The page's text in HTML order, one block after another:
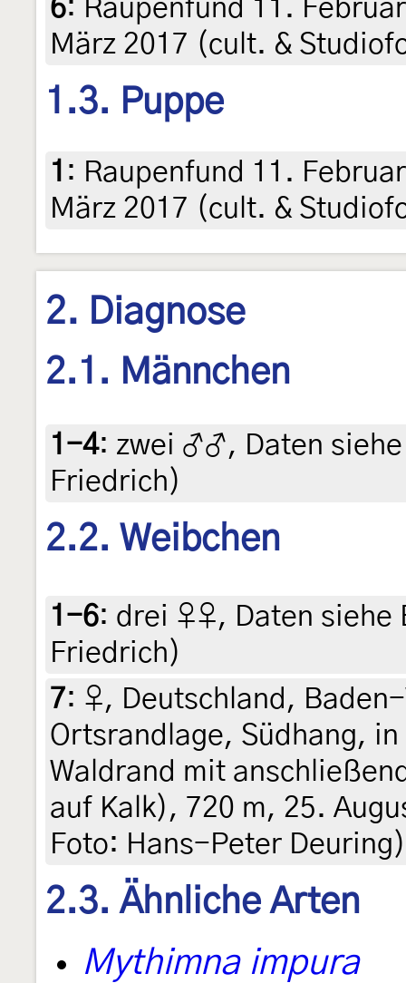
6: Raupenfund 11.
März 2017 (cult. &
1.3. Puppe
1 : Raupenfund 11.
März 2017 (cult. &
2. Diagnose
2.1. Männchen
1-4: zwei ♂♂, Daten
Friedrich)
2.2. Weibchen
1-6: drei ♀♀, Daten siehe
Friedrich)
7: ♀, Deutschland,
Ortsrandlage, Südhang,
Waldrand mit
auf Kalk), 720 m, 25.
Foto: Hans-Peter Deuring)
2.3. Ähnliche Arten
Mythimna impura